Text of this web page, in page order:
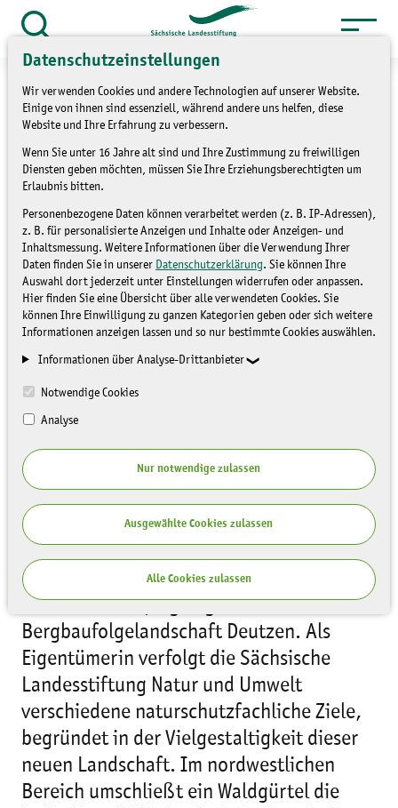
Datenschutzeinstellungen
Wir verwenden Cookies und andere Technologien auf unserer Website.
Einige von ihnen sind essenziell, während andere uns helfen, diese
Website und Ihre Erfahrung zu verbessern.
Wenn Sie unter 16 Jahre alt sind und Ihre Zustimmung zu freiwilligen
Diensten geben möchten, müssen Sie Ihre Erziehungsberechtigten um
Erlaubnis bitten.
Personenbezogene Daten können verarbeitet werden (z. B. IP-Adressen),
z. B. für personalisierte Anzeigen und Inhalte oder Anzeigen- und
Inhaltsmessung. Weitere Informationen über die Verwendung Ihrer
Daten finden Sie in unserer Datenschutzerklärung. Sie können Ihre
Auswahl dort jederzeit unter Einstellungen widerrufen oder anpassen.
Hier finden Sie eine Übersicht über alle verwendeten Cookies. Sie
können Ihre Einwilligung zu ganzen Kategorien geben oder sich weitere
Informationen anzeigen lassen und so nur bestimmte Cookies auswählen.
Informationen über Analyse-Drittanbieter
Notwendige Cookies
Analyse
Nur notwendige zulassen
Ausgewählte Cookies zulassen
Alle Cookies zulassen
Zum
Inhalt
springen
öffnen
Themen » Natur und Landschaft
» Bergbaufolgelandschaft
Waldumbau in der
Bergbaufolgelandschaft
Deutzen
BERGBAUFOLGELANDSCHAFT
Unweit von Leipzig liegt die
Bergbaufolgelandschaft Deutzen. Als
Eigentümerin verfolgt die Sächsische
Landesstiftung Natur und Umwelt
verschiedene naturschutzfachliche Ziele,
begründet in der Vielgestaltigkeit dieser
neuen Landschaft. Im nordwestlichen
Bereich umschließt ein Waldgürtel die